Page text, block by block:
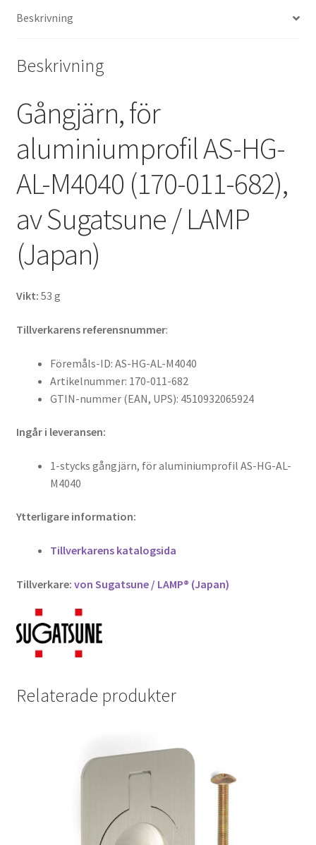
Beskrivning
Beskrivning
Gångjärn, för
aluminiumprofil AS-HG-
AL-M4040 (170-011-682),
av Sugatsune / LAMP
(Japan)
Vikt: 53 g
Tillverkarens referensnummer:
Föremåls-ID: AS-HG-AL-M4040
Artikelnummer: 170-011-682
GTIN-nummer (EAN, UPS): 4510932065924
Ingår i leveransen:
1-stycks gångjärn, för aluminiumprofil AS-HG-AL-
M4040
Ytterligare information:
Tillverkarens katalogsida
Tillverkare: von Sugatsune / LAMP® (Japan)
Relaterade produkter